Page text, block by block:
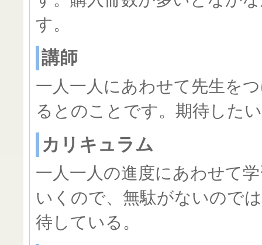
す。
講師
一人一人にあわせて先生を
るとのことです。期待した
カリキュラム
一人一人の進度にあわせて
いくので、無駄がないので
待している。